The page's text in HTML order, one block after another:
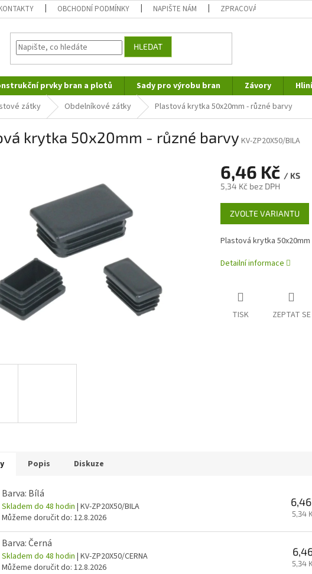
OBCHODNÍ PODMÍNKY NAPIŠTE NÁM ZPRACOVÁNÍ OSOBNÍCH
HLEDAT
prvky bran a plotů Sady pro výrobu bran Závory
zátky Obdelníkové zátky Plastová krytka 50x20mm - různé barvy
krytka 50x20mm - různé barvy KV-ZP20X50/BILA
6,46 Kč / KS
5,34 Kč bez DPH
Měrná
cena:
ZVOLTE VARIANTU
Plastová krytka 50x20mm
Detailní informace
TISK ZEPTAT SE
Popis Diskuze
Barva: Bílá
Skladem do 48 hodin | KV-ZP20X50/BILA
Můžeme doručit do: 12.8.2026 5,34
Barva: Černá
Skladem do 48 hodin | KV-ZP20X50/CERNA
Můžeme doručit do: 12.8.2026 5,34